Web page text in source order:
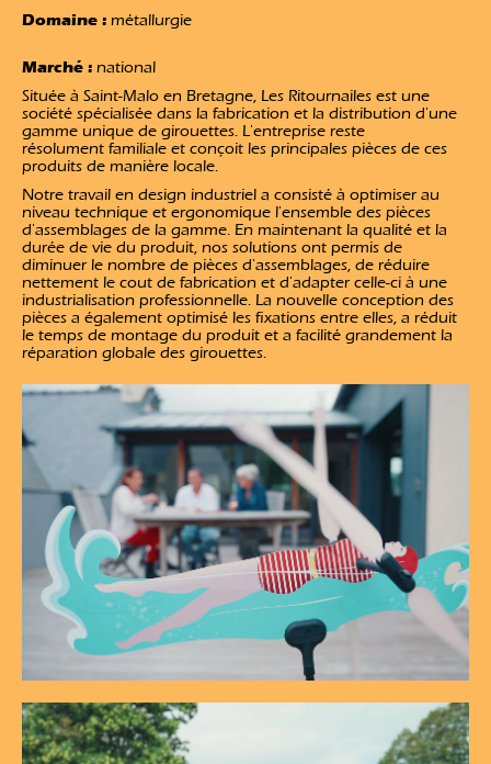
Domaine : métallurgie
Marché : national
Située à Saint-Malo en Bretagne, Les Ritournailes est une
société spécialisée dans la fabrication et la distribution d'une
gamme unique de girouettes. L'entreprise reste
résolument familiale et conçoit les principales pièces de ces
produits de manière locale.
Notre travail en design industriel a consisté à optimiser au
niveau technique et ergonomique l'ensemble des pièces
d'assemblages de la gamme. En maintenant la qualité et la
durée de vie du produit, nos solutions ont permis de
diminuer le nombre de pièces d'assemblages, de réduire
nettement le cout de fabrication et d'adapter celle-ci à une
industrialisation professionnelle. La nouvelle conception des
pièces a également optimisé les fixations entre elles, a réduit
le temps de montage du produit et a facilité grandement la
réparation globale des girouettes.